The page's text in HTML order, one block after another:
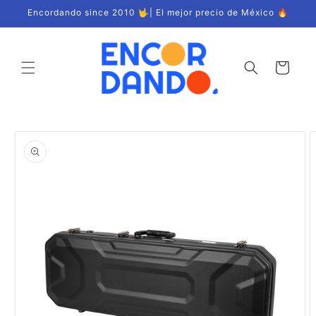
directamente
al contenido
Encordando since 2010 🤟| El mejor precio de México 🔥
Carrito
directamente
información